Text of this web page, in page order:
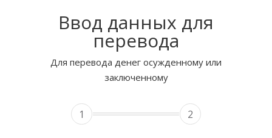
Ввод данных для
перевода
Для перевода денег осужденному или
заключенному
1 2